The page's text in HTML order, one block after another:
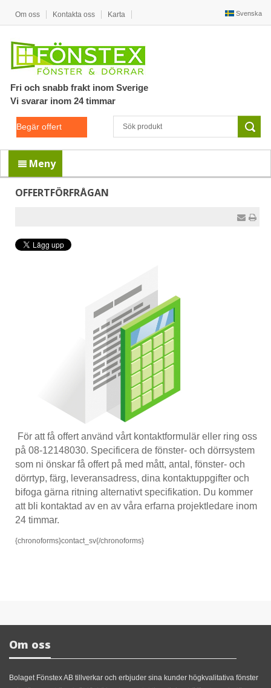
Om oss Kontakta oss Karta Svenska
Fri och snabb frakt inom Sverige
Vi svarar inom 24 timmar
Begär offert
Meny
OFFERTFÖRFRÅGAN
För att få offert använd vårt kontaktformulär eller ring oss
på 08-12148030. Specificera de fönster- och dörrsystem
som ni önskar få offert på med mått, antal, fönster- och
dörrtyp, färg, leveransadress, dina kontaktuppgifter och
bifoga gärna ritning alternativt specifikation. Du kommer
att bli kontaktad av en av våra erfarna projektledare inom
24 timmar.
{chronoforms}contact_sv{/chronoforms}
Om oss
Bolaget Fönstex AB tillverkar och erbjuder sina kunder högkvalitativa fönster